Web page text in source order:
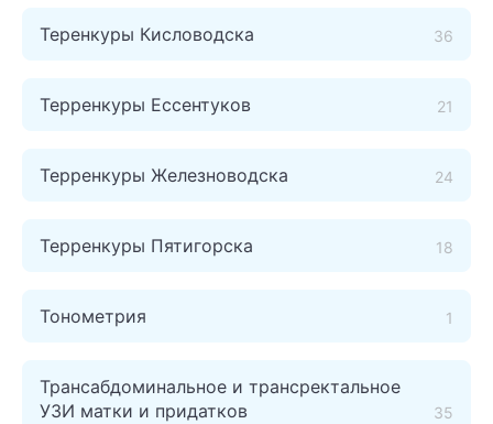
Теренкуры Кисловодска 36
Терренкуры Ессентуков 21
Терренкуры Железноводска 24
Терренкуры Пятигорска 18
Тонометрия 1
Трансабдоминальное и трансректальное
УЗИ матки и придатков
35